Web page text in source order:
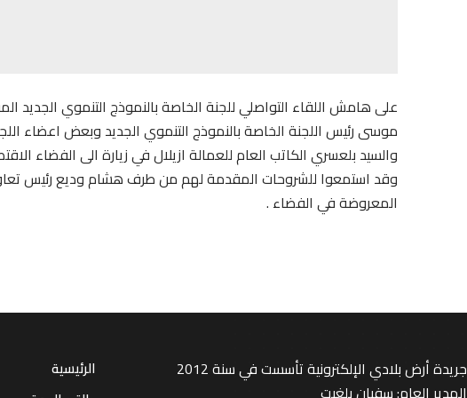
على هامش اللقاء التواصلي للجنة الخاصة بالنموذج التنموي الجديد
موسى رئيس اللجنة الخاصة بالنموذج التنموي الجديد وبعض اعضاء
والسيد بلعسري الكاتب العام للعمالة ازيلال في زيارة الى الفضاء
وقد استمعوا للشروحات المقدمة لهم من طرف هشام وديع رئيس
المعروضة في الفضاء .
جريدة أرض بلادي الإلكترونية تأسست في سنة 2012
المدير العام: سفيان بلغيت
الرئيسية